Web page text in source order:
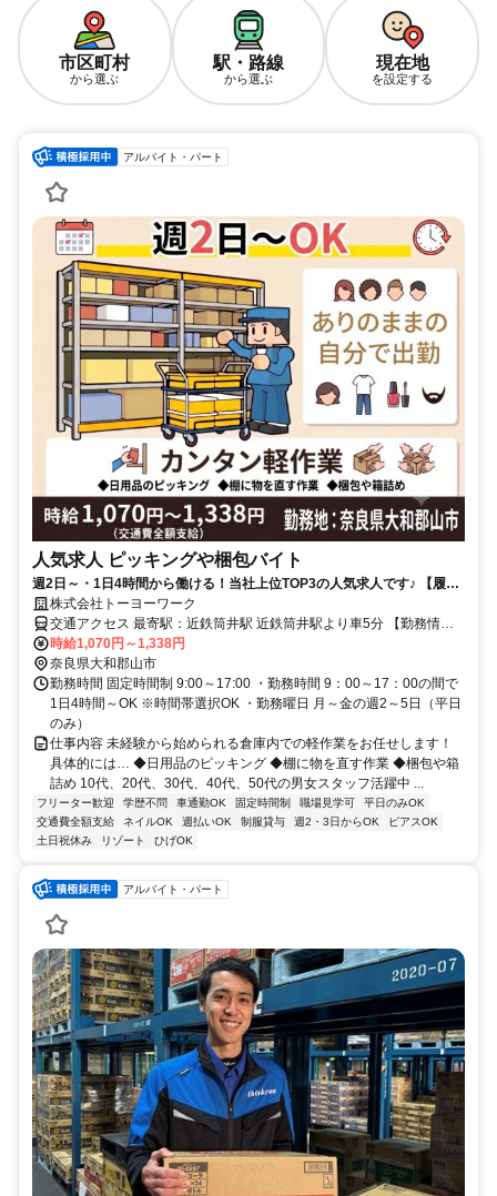
市区町村
から選ぶ
駅・路線
から選ぶ
現在地
を設定する
アルバイト・パート
人気求人 ピッキングや梱包バイト
週2日～・1日4時間から働ける！当社上位TOP3の人気求人です♪ 【履歴
書不要】応募ボタンで応募完了
株式会社トーヨーワーク
交通アクセス 最寄駅：近鉄筒井駅 近鉄筒井駅より車5分 【勤務情
報】 奈良県大和郡山市
時給1,070円～1,338円
奈良県大和郡山市
勤務時間 固定時間制 9:00～17:00 ・勤務時間 9：00～17：00の間で
1日4時間～OK ※時間帯選択OK ・勤務曜日 月～金の週2～5日（平日
のみ）
仕事内容 未経験から始められる倉庫内での軽作業をお任せします！
具体的には… ◆日用品のピッキング ◆棚に物を直す作業 ◆梱包や箱
詰め 10代、20代、30代、40代、50代の男女スタッフ活躍中 ...
フリーター歓迎 学歴不問 車通勤OK 固定時間制 職場見学可
平日のみOK
交通費全額支給
ネイルOK 週払いOK 制服貸与 週2・3日からOK
ピアスOK
土日祝休み
リゾート ひげOK
アルバイト・パート